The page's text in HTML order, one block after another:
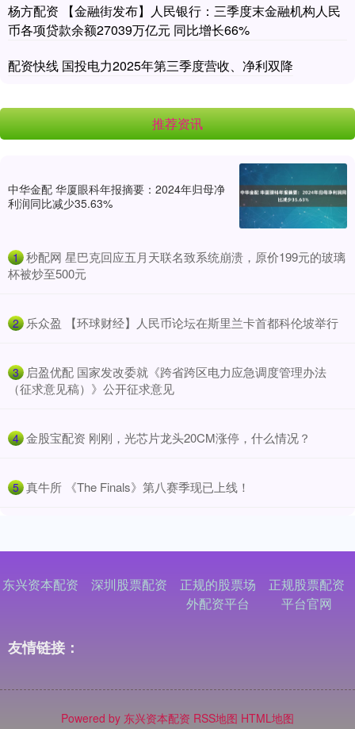
杨方配资 【金融街发布】人民银行：三季度末金融机构人民
币各项贷款余额27039万亿元 同比增长66%
配资快线 国投电力2025年第三季度营收、净利双降
推荐资讯
中华金配 华厦眼科年报摘要：2024年归母净
利润同比减少35.63%
1 ​秒配网 星巴克回应五月天联名致系统崩溃，原价199元的玻璃
杯被炒至500元
2 ​乐众盈 【环球财经】人民币论坛在斯里兰卡首都科伦坡举行
3 ​启盈优配 国家发改委就《跨省跨区电力应急调度管理办法
（征求意见稿）》公开征求意见
4 ​金股宝配资 刚刚，光芯片龙头20CM涨停，什么情况？
5 ​真牛所 《The Finals》第八赛季现已上线！
东兴资本配资 深圳股票配资
正规的股票场
外配资平台
正规股票配资
平台官网
友情链接：
Powered by 东兴资本配资 RSS地图 HTML地图